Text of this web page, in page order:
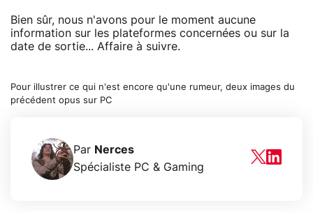
Bien sûr, nous n'avons pour le moment aucune
information sur les plateformes concernées ou sur la
date de sortie... Affaire à suivre.
Pour illustrer ce qui n'est encore qu'une rumeur, deux images du
précédent opus sur PC
Par Nerces
Spécialiste PC & Gaming